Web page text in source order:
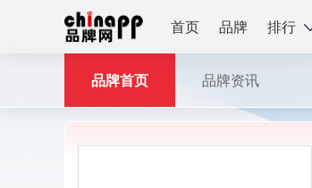
首页 品牌 排行
品牌首页 品牌资讯